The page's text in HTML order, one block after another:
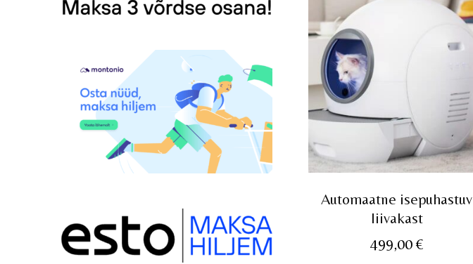
Automaatne isepuhastuv
liivakast
499,00 €